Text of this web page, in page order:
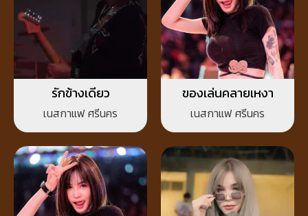
รักข้างเดียว
เนสกาแฟ ศรีนคร
ของเล่นคลายเหงา
เนสกาแฟ ศรีนคร